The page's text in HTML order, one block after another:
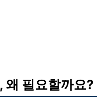
왜 필요할까요?